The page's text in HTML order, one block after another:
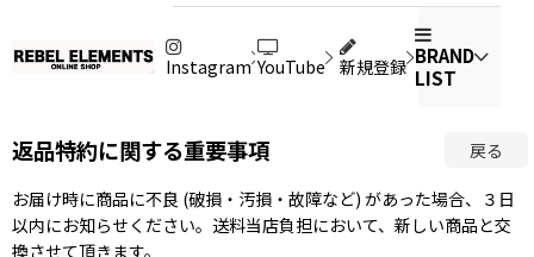
Instagram YouTube 新規登録 BRAND
LIST
返品特約に関する重要事項 戻る
お届け時に商品に不良 (破損・汚損・故障など) があった場合、３日
以内にお知らせください。送料当店負担において、新しい商品と交
換させて頂きます。